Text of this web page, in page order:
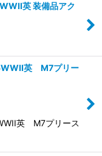
英 装備品アク
英 M7プリー
英 M7プリース